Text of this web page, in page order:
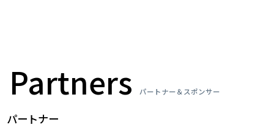
Partners パートナー＆スポンサー
パートナー